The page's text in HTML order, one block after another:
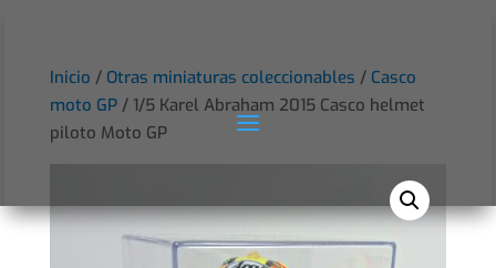
Inicio / Otras miniaturas coleccionables / Casco
moto GP/ 1/5 Karel Abraham 2015 Casco helmet
piloto Moto GP